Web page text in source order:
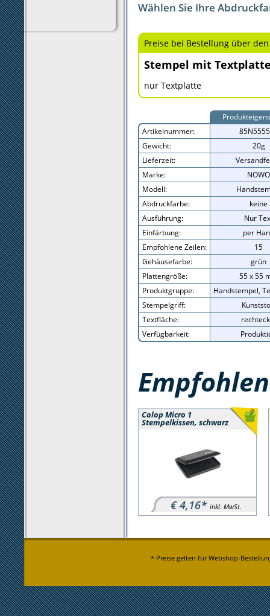
Wählen Sie Ihre
Preise bei Bestellung über
Stempel mit
nur Textplatte
Artikelnummer:
Gewicht:
20g
Lieferzeit:
Marke:
NOWO
Modell:
Abdruckfarbe:
keine
Ausführung:
Nur
Einfärbung:
per
Empfohlene Zeilen:
15
Gehäusefarbe:
grün
Plattengröße:
55 x 55
Produktgruppe:
Handstempel,
Stempelgriff:
Textfläche:
Verfügbarkeit:
Colop Micro 1
Stempelkissen, schwarz
€ 4,16* inkl. MwSt.
* Preise gelten für Webshop-